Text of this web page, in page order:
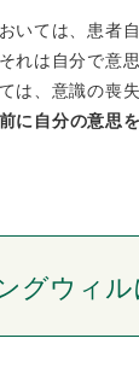
いては、患者
れは自分で意
は、意識の喪
に自分の意思
グウィル